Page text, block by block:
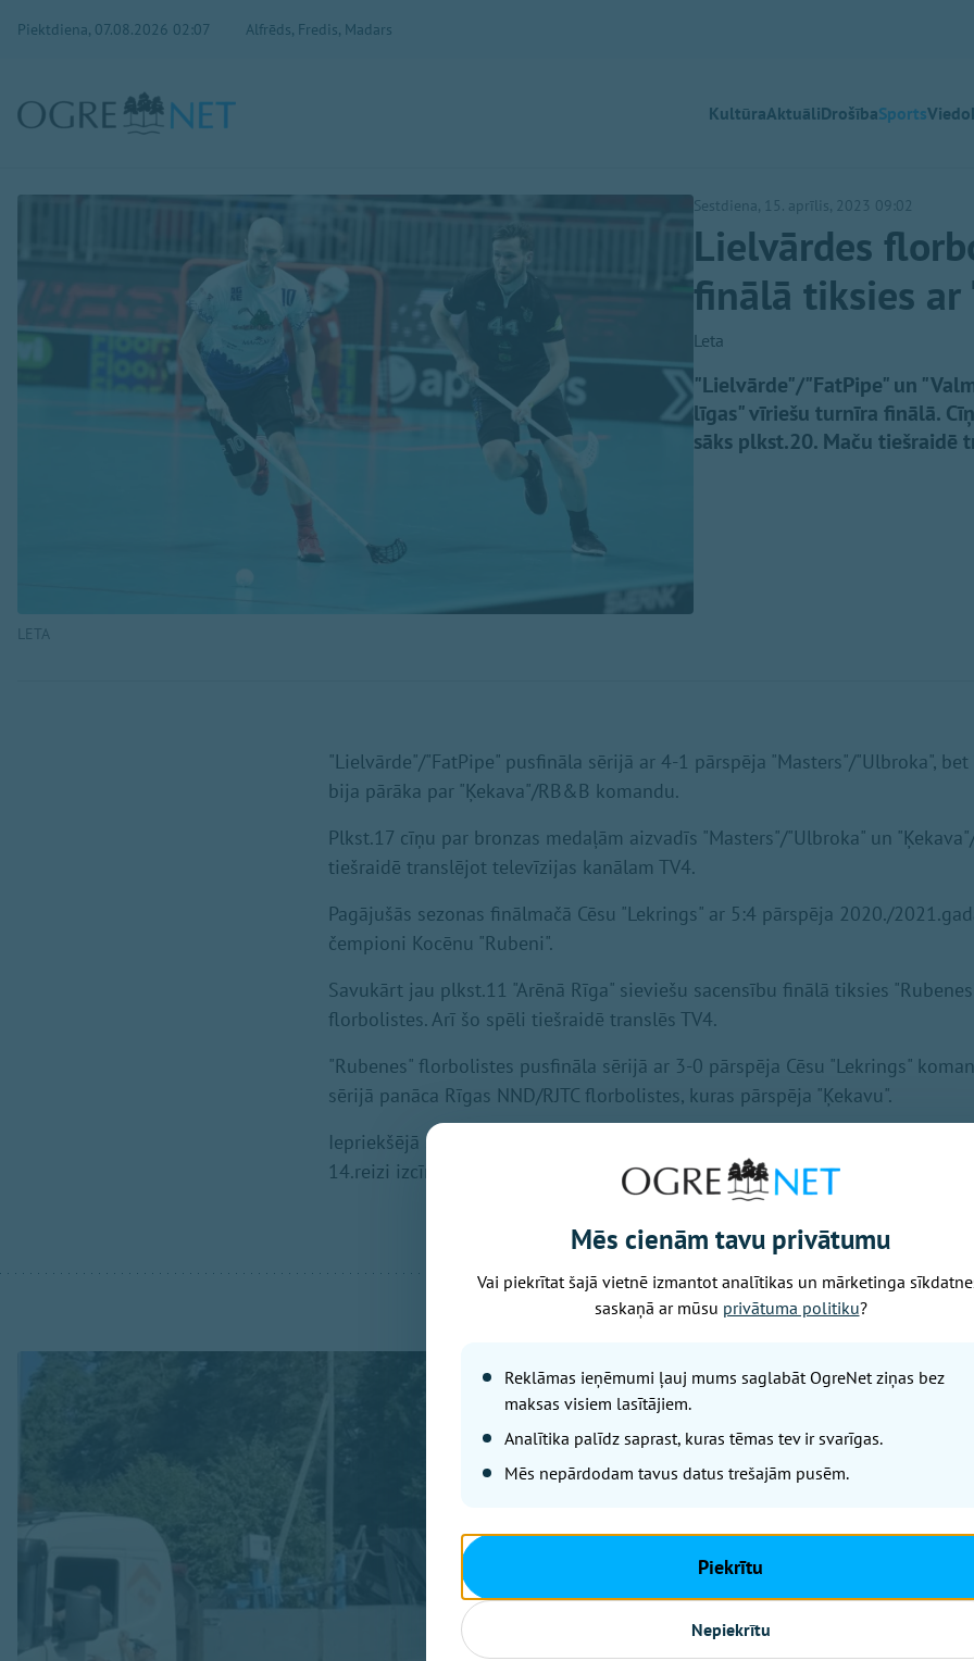
Piektdiena, 07.08.2026 02:07 Alfrēds, Fredis, Madars
KultūraAktuāliDrošībaSports
LETA
Sestdiena, 15. aprīlis, 2023 09:02
Lielvārdes
finālā tiksies
Leta
"Lielvārde"/"FatPipe" un
līgas" vīriešu turnīra finālā.
sāks plkst.20. Maču tiešraidē
"Lielvārde"/"FatPipe" pusfināla sērijā ar 4-1 pārspēja "Masters"/"Ulbroka",
bija pārāka par "Ķekava"/RB&B komandu.
Plkst.17 cīņu par bronzas medaļām aizvadīs "Masters"/"Ulbroka" un
tiešraidē translējot televīzijas kanālam TV4.
Pagājušās sezonas finālmačā Cēsu "Lekrings" ar 5:4 pārspēja 2020./
čempioni Kocēnu "Rubeni".
Savukārt jau plkst.11 "Arēnā Rīga" sieviešu sacensību finālā tiksies
florbolistes. Arī šo spēli tiešraidē translēs TV4.
"Rubenes" florbolistes pusfināla sērijā ar 3-0 pārspēja Cēsu "Lekrings"
sērijā panāca Rīgas NND/RJTC florbolistes, kuras pārspēja "Ķekavu".
Iepriekšējā sezonā Kocēnu "Rubene" finālsērijā ar 3-0 pārspēja "Ķekavas
14.reizi izcīnot čempioņu kausu.
Nākamais raksts
Bezmaksas
laukumā
No šodienas turpmākās
maksas izmēģināt sešus
Mēs cienām tavu privātumu
Vai piekrītat šajā vietnē izmantot analītikas un mārketinga
saskaņā ar mūsu privātuma politiku?
Reklāmas ieņēmumi ļauj mums saglabāt OgreNet ziņas bez
maksas visiem lasītājiem.
Analītika palīdz saprast, kuras tēmas tev ir svarīgas.
Mēs nepārdodam tavus datus trešajām pusēm.
Piekrītu
Nepiekrītu